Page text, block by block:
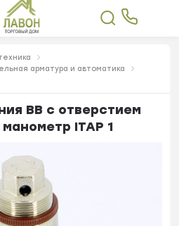
арматура и автоматика
ВВ с отверстием
ITAP 1